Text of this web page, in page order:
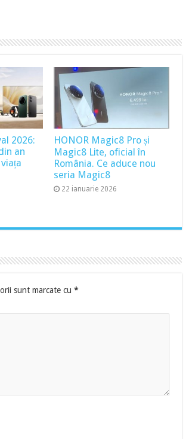
2026:
an
HONOR Magic8 Pro și
Magic8 Lite, oficial în
România. Ce aduce nou
seria Magic8
22 ianuarie 2026
sunt marcate cu *